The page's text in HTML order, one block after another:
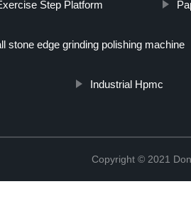
Step Platform
stone edge grinding polishing machine
Industrial Hpmc
Copyright © 2021